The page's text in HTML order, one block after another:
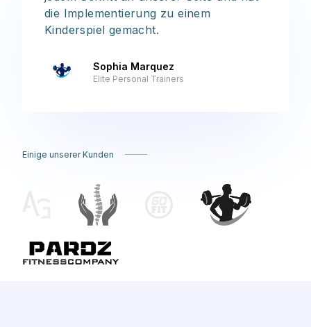
die Implementierung zu einem
Kinderspiel gemacht.
Sophia Marquez
Elite Personal Trainers
Einige unserer Kunden